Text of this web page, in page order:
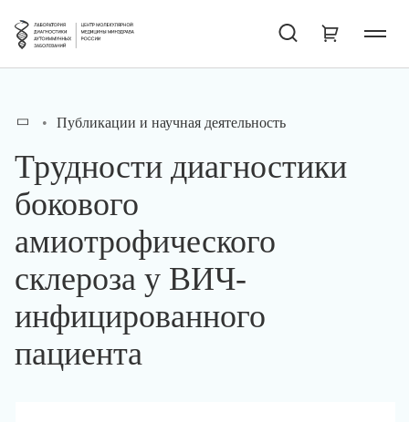
Публикации и научная деятельность
Трудности диагностики
бокового
амиотрофического
склероза у ВИЧ-
инфицированного
пациента